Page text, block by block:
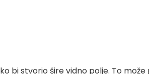
bi stvorio šire vidno polje. To